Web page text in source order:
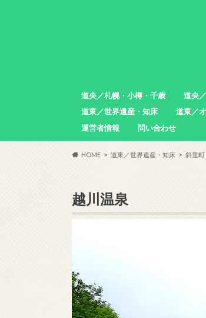
道央／札幌・小樽・千歳
札幌市
小樽市
石狩市
北広島市
恵庭市
千歳市
苫小牧市
道央
中富良
東川町
沼田町
幌加
増毛町
道東／世界遺産・知床
羅臼町
斜里町
道東／
運営者情報
問い合わせ
HOME 道東／世界遺産・知床 斜里町
越川温泉